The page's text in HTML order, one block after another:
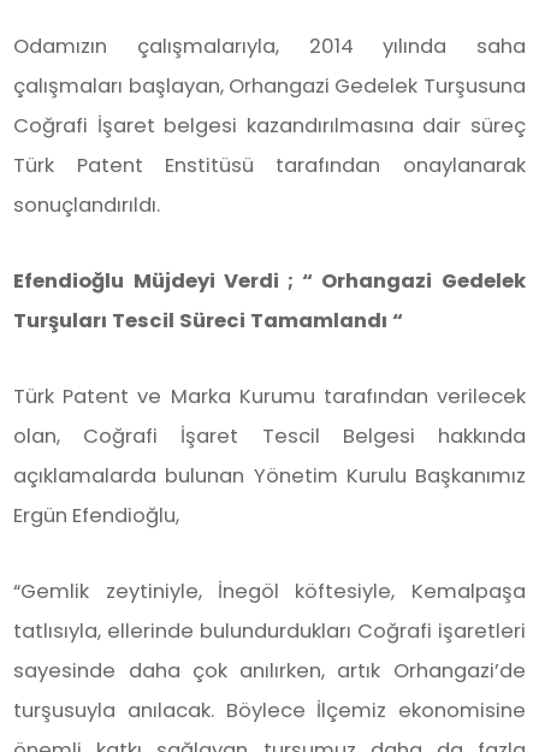
Odamızın çalışmalarıyla, 2014 yılında saha
çalışmaları başlayan, Orhangazi Gedelek Turşusuna
Coğrafi İşaret belgesi kazandırılmasına dair süreç
Türk Patent Enstitüsü tarafından onaylanarak
sonuçlandırıldı.
Efendioğlu Müjdeyi Verdi ; “ Orhangazi Gedelek
Turşuları Tescil Süreci Tamamlandı “
Türk Patent ve Marka Kurumu tarafından verilecek
olan, Coğrafi İşaret Tescil Belgesi hakkında
açıklamalarda bulunan Yönetim Kurulu Başkanımız
Ergün Efendioğlu,
“Gemlik zeytiniyle, İnegöl köftesiyle, Kemalpaşa
tatlısıyla, ellerinde bulundurdukları Coğrafi işaretleri
sayesinde daha çok anılırken, artık Orhangazi’de
turşusuyla anılacak. Böylece İlçemiz ekonomisine